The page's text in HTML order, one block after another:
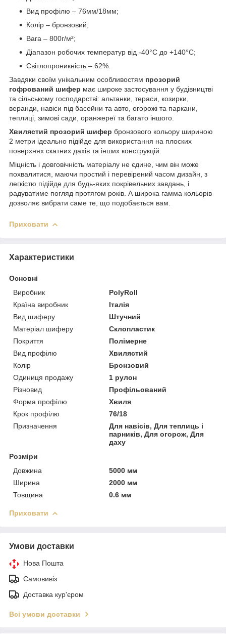
Вид профілю – 76мм/18мм;
Колір – бронзовий;
Вага – 800г/м²;
Діапазон робочих температур від -40°C до +140°C;
Світлопроникність – 62%.
Завдяки своїм унікальним особливостям прозорий
гофрований шифер має широке застосування у будівництві
та сільському господарстві: альтанки, тераси, козирки,
веранди, навіси під басейни та авто, огорожі та паркани,
теплиці, зимові сади, оранжереї та багато іншого.
Хвилястий прозорий шифер бронзового кольору шириною
2 метри ідеально підійде для використання на плоских
поверхнях скатних дахів та інших конструкцій.
Міцність і довговічність матеріалу не єдине, чим він може
похвалитися, маючи простий і перевірений часом дизайн, з
легкістю підійде для будь-яких покрівельних завдань, і
радуватиме погляд протягом років. А широка гамма кольорів
дозволяє вибрати саме те, що подобається вам.
Приховати
Характеристики
Основні
Виробник
PolyRoll
Країна виробник
Італія
Вид шиферу
Штучний
Матеріал шиферу
Склопластик
Покриття
Полімерне
Вид профілю
Хвилястий
Колір
Бронзовий
Одиниця продажу
1 рулон
Різновид
Профільований
Форма профілю
Хвиля
Крок профілю
76/18
Призначення
Для навісів, Для теплиць і
парників, Для огорож, Для
даху
Розміри
Довжина
5000 мм
Ширина
2000 мм
Товщина
0.6 мм
Приховати
Умови доставки
Нова Пошта
Самовивіз
Доставка кур'єром
Всі умови доставки